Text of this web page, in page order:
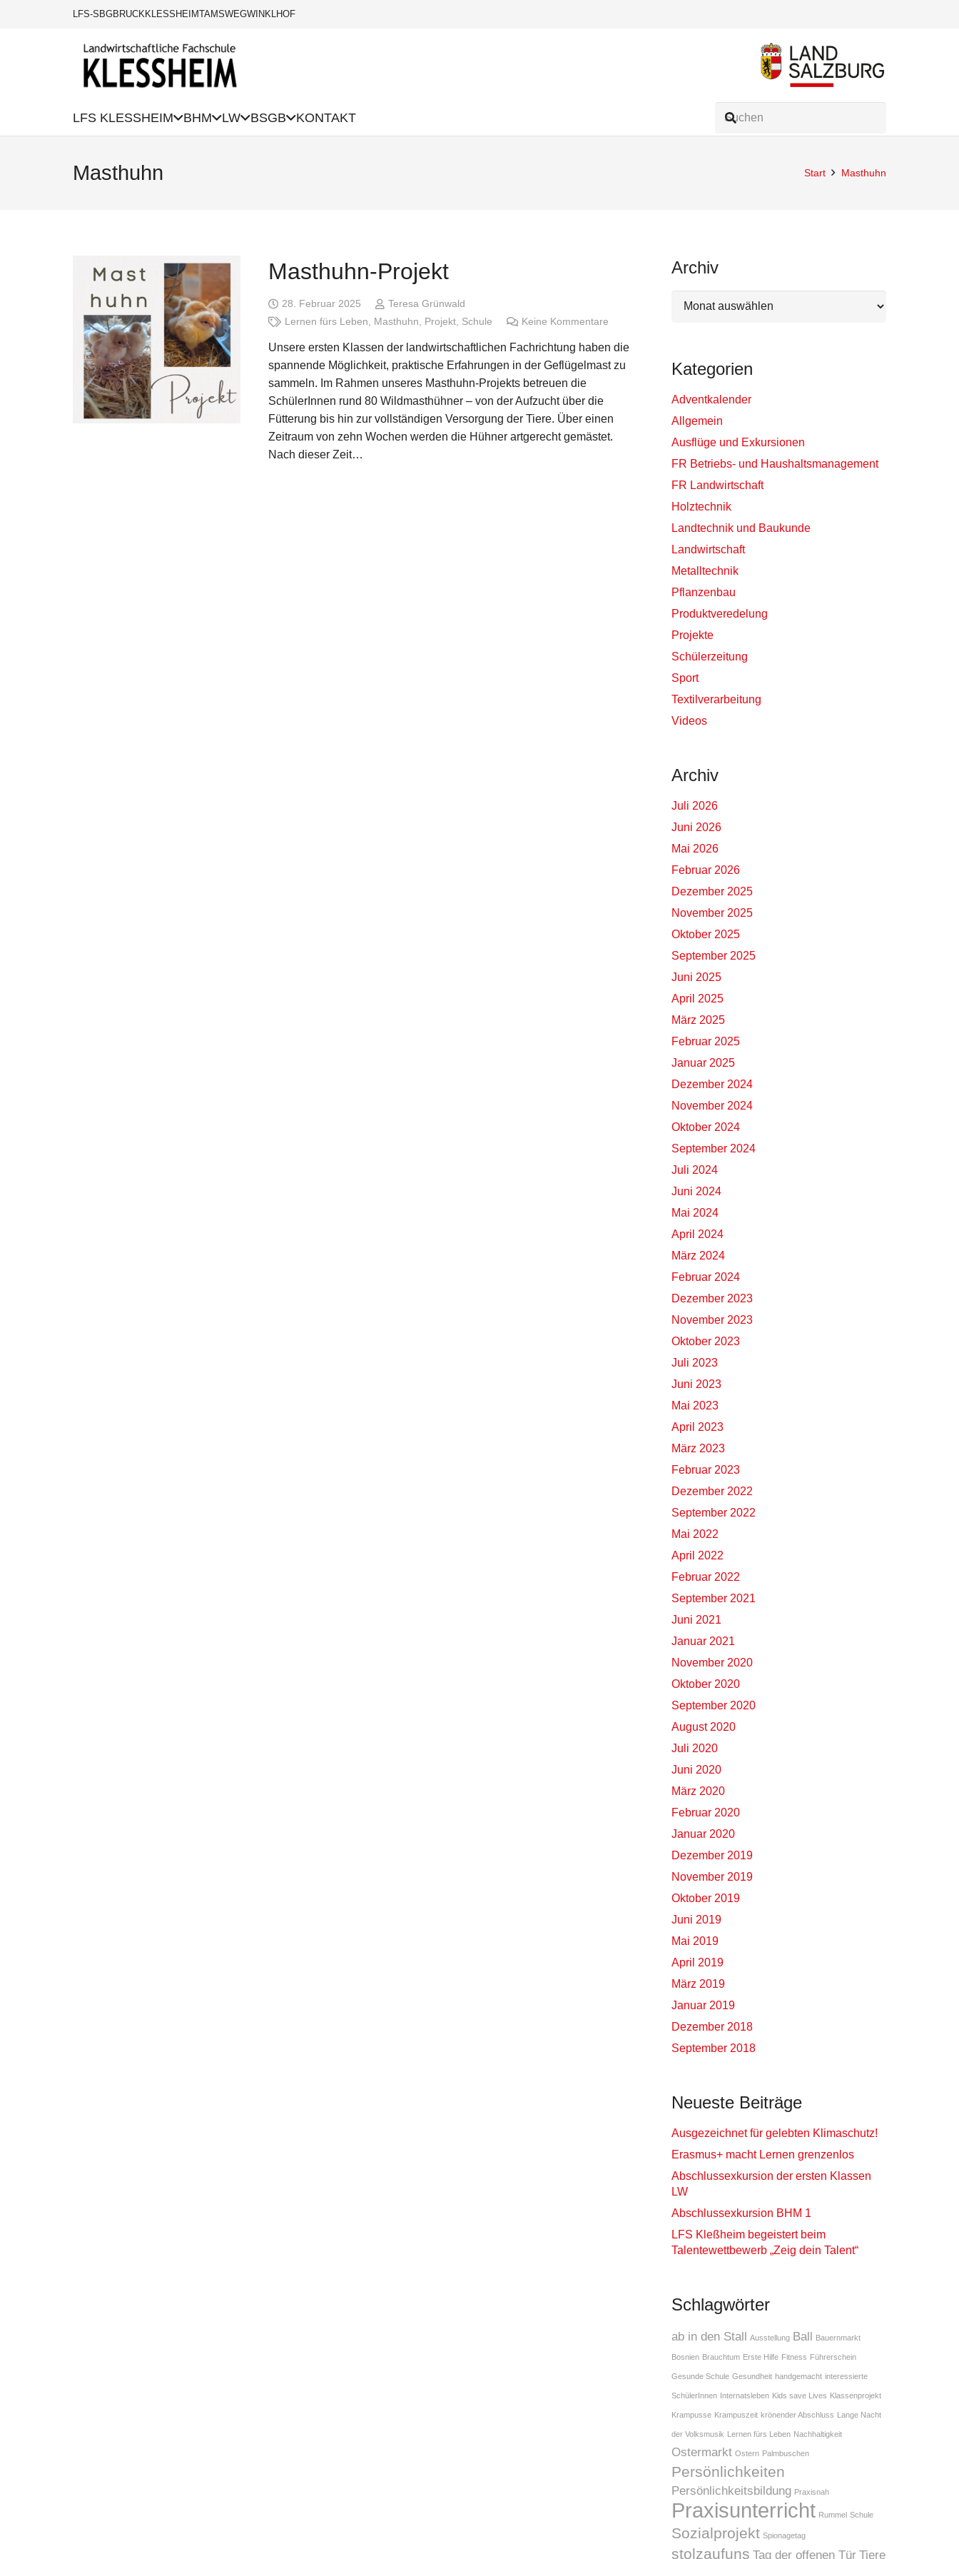
LFS-SBGBRUCKKLESSHEIMTAMSWEGWINKLHOF
LFS KLESSHEIM BHM LW BSGB KONTAKT
Masthuhn Start Masthuhn
Masthuhn-Projekt
28. Februar 2025
Teresa Grünwald
Lernen fürs Leben
Masthuhn Projekt Schule Keine Kommentare
Unsere ersten Klassen der landwirtschaftlichen Fachrichtung haben die
spannende Möglichkeit, praktische Erfahrungen in der Geflügelmast zu
sammeln. Im Rahmen unseres Masthuhn-Projekts betreuen die
SchülerInnen rund 80 Wildmasthühner – von der Aufzucht über die
Fütterung bis hin zur vollständigen Versorgung der Tiere. Über einen
Zeitraum von zehn Wochen werden die Hühner artgerecht gemästet.
Nach dieser Zeit…
Archiv
Archiv
Kategorien
Adventkalender
Allgemein
Ausflüge und Exkursionen
FR Betriebs- und Haushaltsmanagement
FR Landwirtschaft
Holztechnik
Landtechnik und Baukunde
Landwirtschaft
Metalltechnik
Pflanzenbau
Produktveredelung
Projekte
Schülerzeitung
Sport
Textilverarbeitung
Videos
Archiv
Juli 2026
Juni 2026
Mai 2026
Februar 2026
Dezember 2025
November 2025
Oktober 2025
September 2025
Juni 2025
April 2025
März 2025
Februar 2025
Januar 2025
Dezember 2024
November 2024
Oktober 2024
September 2024
Juli 2024
Juni 2024
Mai 2024
April 2024
März 2024
Februar 2024
Dezember 2023
November 2023
Oktober 2023
Juli 2023
Juni 2023
Mai 2023
April 2023
März 2023
Februar 2023
Dezember 2022
September 2022
Mai 2022
April 2022
Februar 2022
September 2021
Juni 2021
Januar 2021
November 2020
Oktober 2020
September 2020
August 2020
Juli 2020
Juni 2020
März 2020
Februar 2020
Januar 2020
Dezember 2019
November 2019
Oktober 2019
Juni 2019
Mai 2019
April 2019
März 2019
Januar 2019
Dezember 2018
September 2018
Neueste Beiträge
Ausgezeichnet für gelebten Klimaschutz!
Erasmus+ macht Lernen grenzenlos
Abschlussexkursion der ersten Klassen
LW
Abschlussexkursion BHM 1
LFS Kleßheim begeistert beim
Talentewettbewerb „Zeig dein Talent“
Schlagwörter
ab in den Stall Ausstellung Ball Bauernmarkt
Bosnien Brauchtum Erste Hilfe Fitness Führerschein
Gesunde Schule Gesundheit handgemacht interessierte
SchülerInnen Internatsleben Kids save Lives Klassenprojekt
Krampusse Krampuszeit krönender Abschluss Lange Nacht
der Volksmusik Lernen fürs Leben Nachhaltigkeit
Ostermarkt Ostern Palmbuschen
Persönlichkeiten
Persönlichkeitsbildung Praxisnah
Praxisunterricht Rummel Schule
Sozialprojekt Spionagetag
stolzaufuns Tag der offenen Tür Tiere